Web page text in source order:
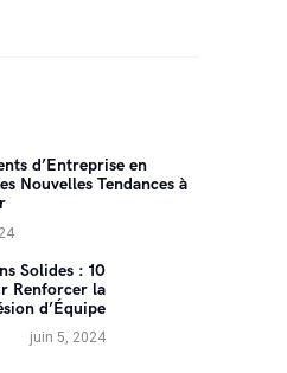
d’Entreprise en
Nouvelles Tendances à
Solides : 10
Renforcer la
d’Équipe
juin 5, 2024